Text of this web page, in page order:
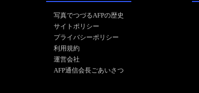
写真でつづるAFPの歴史
サイトポリシー
プライバシーポリシー
利用規約
運営会社
AFP通信会長ごあいさつ